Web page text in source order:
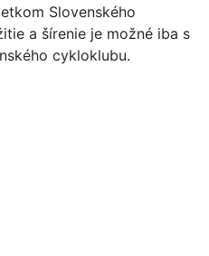
Slovenského
a šírenie je možné iba s
cykloklubu.